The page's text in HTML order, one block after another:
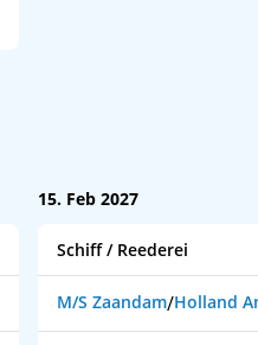
15. Feb 2027
Schiff / Reederei
M/S Zaandam/Holland